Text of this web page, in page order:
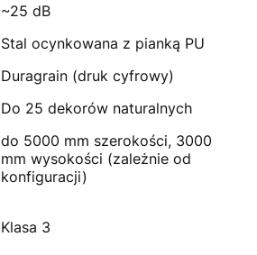
~25 dB
Stal ocynkowana z pianką PU
Duragrain (druk cyfrowy)
Do 25 dekorów naturalnych
do 5000 mm szerokości, 3000
mm wysokości (zależnie od
konfiguracji)
Klasa 3